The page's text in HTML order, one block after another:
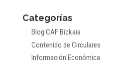
Categorías
Blog CAF Bizkaia
Contenido de Circulares
Información Económica